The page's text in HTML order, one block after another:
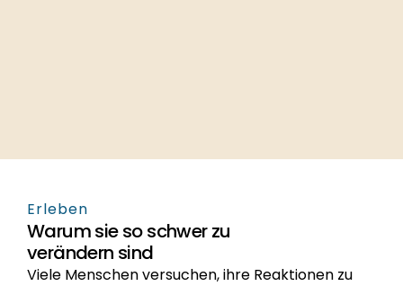
Erleben
Warum sie so schwer zu
verändern sind
Viele Menschen versuchen, ihre Reaktionen zu